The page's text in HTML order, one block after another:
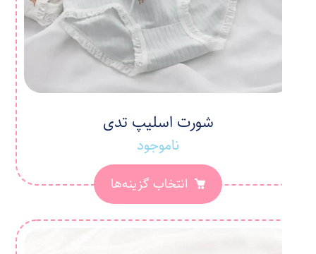
شورت اسلیپ تدی
ناموجود
انتخاب گزینه‌ها